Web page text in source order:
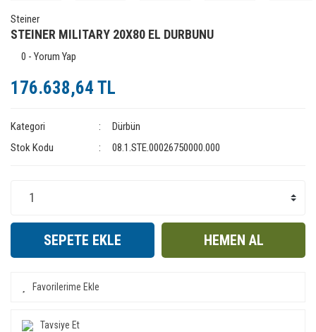
Steiner
STEINER MILITARY 20X80 EL DURBUNU
0 - Yorum Yap
176.638,64 TL
Kategori
Dürbün
Stok Kodu
08.1.STE.00026750000.000
SEPETE EKLE HEMEN AL
Tavsiye Et